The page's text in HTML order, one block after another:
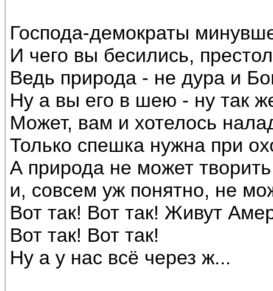
Господа-демократы
И чего вы бесились,
Ведь природа - не дура и
Ну а вы его в шею - ну так
Может, вам и хотелось
Только спешка нужна при
А природа не может
и, совсем уж понятно, не
Вот так! Вот так! Живут
Вот так! Вот так!
Ну а у нас всё через ж...